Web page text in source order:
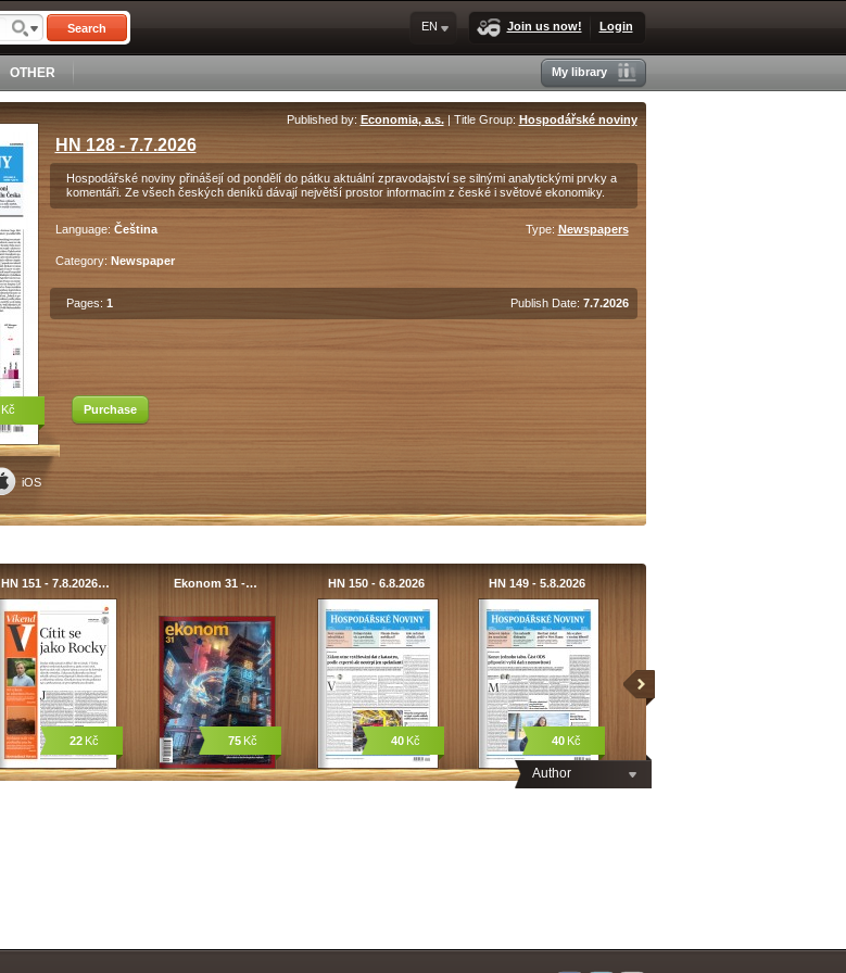
Search Join us now! Login
EN
OTHER My library
iOS
Kč
Published by: Economia, a.s.| Title Group: Hospodářské noviny
HN 128 - 7.7.2026
Hospodářské noviny přinášejí od pondělí do pátku aktuální zpravodajství se silnými analytickými prvky a
komentáři. Ze všech českých deníků dávají největší prostor informacím z české i světové ekonomiky.
Language: Čeština Type: Newspapers
Category: Newspaper
Pages: 1 Publish Date: 7.7.2026
Purchase
Author
HN 151 - 7.8.2026…
22 Kč
Ekonom 31 -…
75 Kč
HN 150 - 6.8.2026
40 Kč
HN 149 - 5.8.2026
40 Kč